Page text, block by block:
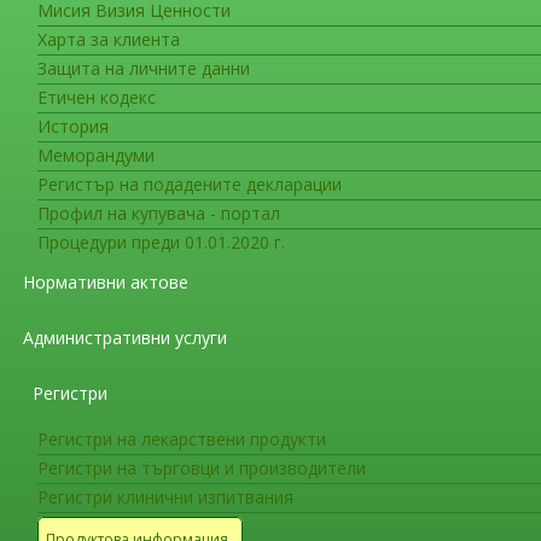
Мисия Визия Ценности
Харта за клиента
Защита на личните данни
Етичен кодекс
История
Меморандуми
Регистър на подадените декларации
Профил на купувача - портал
Процедури преди 01.01.2020 г.
Нормативни актове
Административни услуги
Регистри
Регистри на лекарствени продукти
Регистри на търговци и производители
Регистри клинични изпитвания
Нови лекарствени продукти препоръчани
VidPrevtyn Beta (COVID-19 vaccine
активна имунизация за предотвратяване на
векторна COVID-19 ваксина.
коронавирус 2 (SARS-CoV-2). Въпреки че
главно чрез свързване с ангиотензин-
седмата ваксина, препоръчана от
одобрение само като бустерна доза, а не като
За повече информация посетете